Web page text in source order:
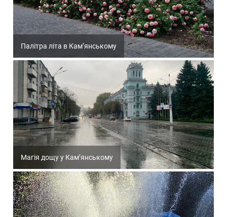
Палітра літа в Кам’янському
Магія дощу у Кам’янському